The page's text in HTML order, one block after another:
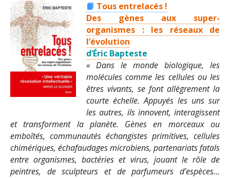
📙 Tous entrelacés !
Des gènes aux super-
organismes : les réseaux de
l’évolution
d’Éric Bapteste
« Dans le monde biologique, les
molécules comme les cellules ou les
êtres vivants, se font allègrement la
courte échelle. Appuyés les uns sur
les autres, ils innovent, interagissent
et transforment la planète. Gènes en morceaux ou
emboîtés, communautés échangistes primitives, cellules
chimériques, échafaudages microbiens, partenariats fatals
entre organismes, bactéries et virus, jouant le rôle de
peintres, de sculpteurs et de parfumeurs d’espèces…